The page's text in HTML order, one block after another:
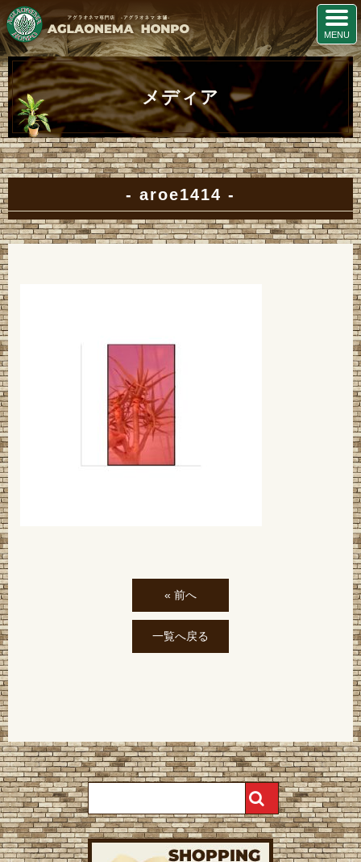
メディア
aroe1414
« 前へ
一覧へ戻る